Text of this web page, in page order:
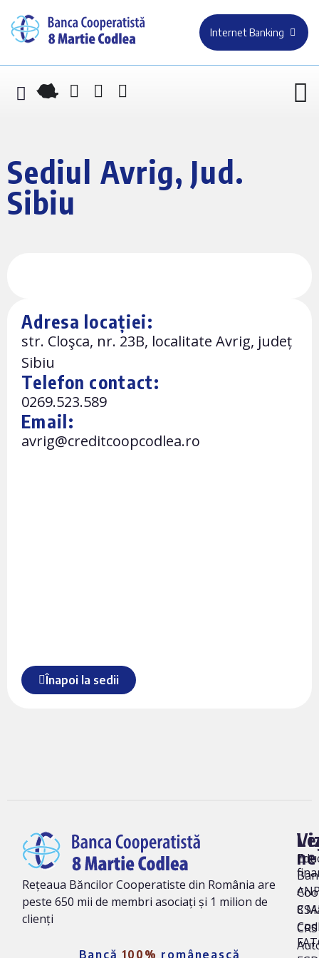
Internet Banking
Sediul Avrig, Jud.
Sibiu
Adresa locației:
str. Cloşca, nr. 23B, localitate Avrig, județ
Sibiu
Telefon contact:
0269.523.589
Email:
avrig@creditcoopcodlea.ro
Înapoi la sedii
Rețeaua Băncilor Cooperatiste din România are
peste 650 mii de membri asociați și 1 milion de
clienți
Bancă 100% românească
ne
8